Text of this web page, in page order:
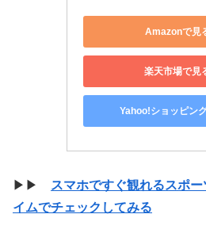
Amazonで見
楽天市場で見
Yahoo!ショッピン
▶▶
スマホですぐ観れるスポ
イムでチェックしてみる